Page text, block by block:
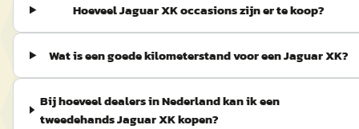
Hoeveel Jaguar XK occasions zijn er te koop?
Wat is een goede kilometerstand voor een Jaguar XK?
Bij hoeveel dealers in Nederland kan ik een
tweedehands Jaguar XK kopen?